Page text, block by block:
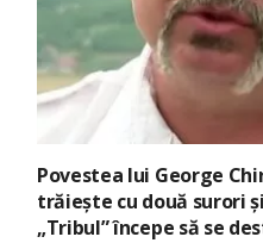
Povestea lui George
trăiește cu două surori
„Tribul” începe să se